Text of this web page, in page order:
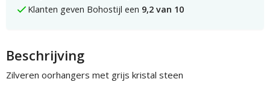
Klanten geven Bohostijl een 9,2 van 10
Beschrijving
Zilveren oorhangers met grijs kristal steen